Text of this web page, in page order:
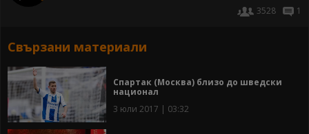
3528
1
Свързани материали
Спартак (Москва) близо до шведски
национал
3 юли 2017 | 03:32